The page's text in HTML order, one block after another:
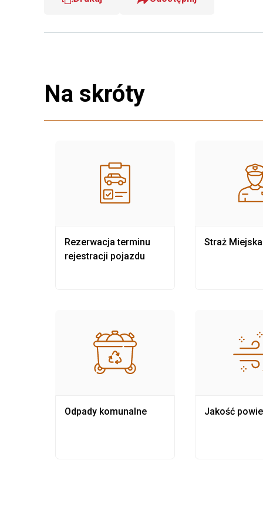
Na skróty
Rezerwacja terminu
rejestracji pojazdu
Odpady komunalne
Straż Miejska
Jakość